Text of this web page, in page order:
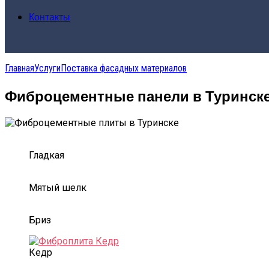
Контакты
ГлавнаяУслугиПоставка фасадных материалов
Фиброцементные панели в
Гладкая
Мятый шелк
Бриз
Кедр